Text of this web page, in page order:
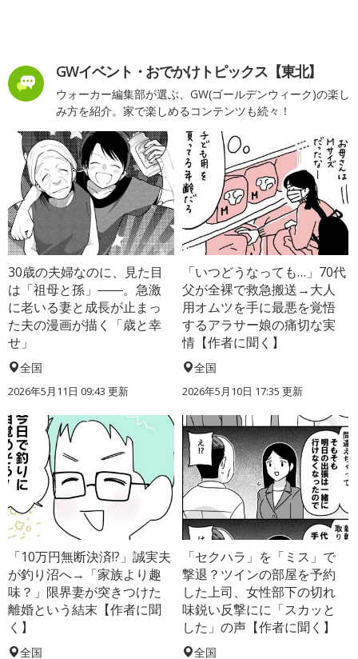
GWイベント・おでかけトピックス【東北】
ウォーカー編集部が選ぶ、GW(ゴールデンウィーク)の楽し
み方を紹介。家で楽しめるコンテンツも続々！
30歳の夫婦なのに、見た目
は「祖母と孫」――。急激
に老いる妻と成長が止まっ
た夫の漫画が描く「歳と幸
せ」
全国
2026年5月11日 09:43 更新
「いつどうなっても…」70代
父が全裸で救急搬送→大人
用オムツを手に最悪を覚悟
するアラサー娘の痛切な実
情【作者に聞く】
全国
2026年5月10日 17:35 更新
「10万円無断決済!?」誠実夫
が釣り沼へ→「家族より趣
味？」限界妻が突きつけた
離婚という結末【作者に聞
く】
全国
「セクハラ」を「ミス」で
撃退？ツインの部屋を予約
した上司、女性部下の切れ
味鋭い反撃にに「スカッと
した」の声【作者に聞く】
全国